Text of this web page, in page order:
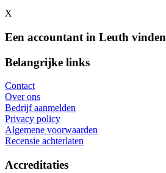
X
Een accountant in Leuth vinden
Belangrijke links
Contact
Over ons
Bedrijf aanmelden
Privacy policy
Algemene voorwaarden
Recensie achterlaten
Accreditaties